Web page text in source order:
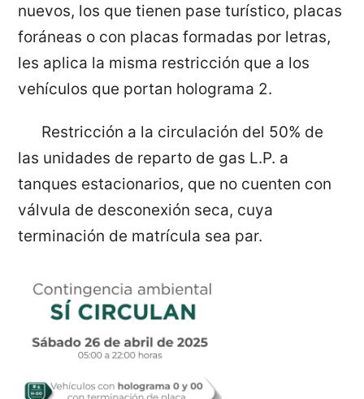
nuevos, los que tienen pase turístico, placas
foráneas o con placas formadas por letras,
les aplica la misma restricción que a los
vehículos que portan holograma 2.
Restricción a la circulación del 50% de
las unidades de reparto de gas L.P. a
tanques estacionarios, que no cuenten con
válvula de desconexión seca, cuya
terminación de matrícula sea par.